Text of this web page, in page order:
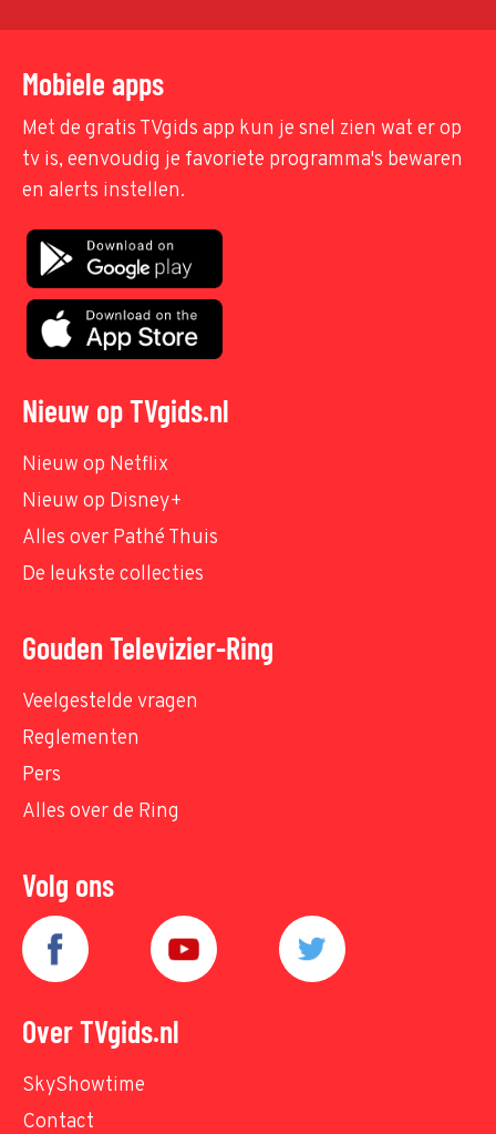
Mobiele apps
Met de gratis TVgids app kun je snel zien wat er op
tv is, eenvoudig je favoriete programma's bewaren
en alerts instellen.
Nieuw op TVgids.nl
Nieuw op Netflix
Nieuw op Disney+
Alles over Pathé Thuis
De leukste collecties
Gouden Televizier-Ring
Veelgestelde vragen
Reglementen
Pers
Alles over de Ring
Volg ons
Over TVgids.nl
SkyShowtime
Contact